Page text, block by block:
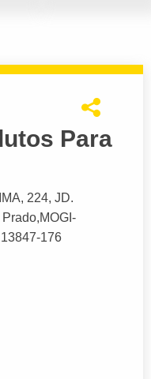
Para
, 224, JD.
MOGI-
176